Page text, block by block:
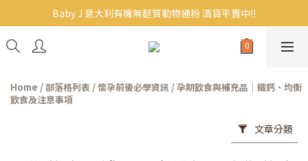
Baby J 意大利有機無麩質動物通粉 清貨平賣中!!
Baby J 意大利有機無麩質動物通粉 清貨平賣中!!
BB主食/幼兒食品現貨｜滿$300免運｜滿$500再9折
Baby J 意大利有機無麩質動物通粉 清貨平賣中!!
Home / 部落格列表 /懷孕前後必學資訊 /孕期飲食與補充品｜鐵鈣、均衡
飲食及注意事項
文章分類